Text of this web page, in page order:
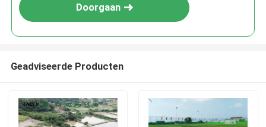
Doorgaan
Geadviseerde Producten